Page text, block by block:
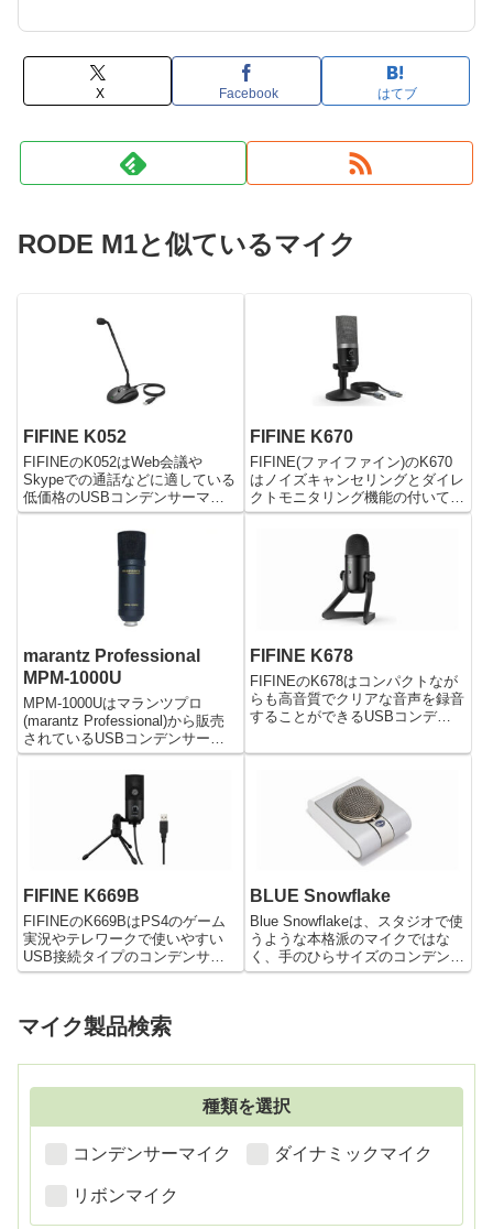
X Facebook はてブ
RODE M1と似ているマイク
FIFINE K052
FIFINEのK052はWeb会議や
Skypeでの通話などに適している
低価格のUSBコンデンサーマイ
クです。パソコンのUSB端子に
繋ぐだけで簡単に使えるので便利
です。またマイクのアームが3段
式になっているため、使い方に合
FIFINE K670
FIFINE(ファイファイン)のK670
はノイズキャンセリングとダイレ
クトモニタリング機能の付いて
USBコンデンサーマイクです。
USB端子に直接ケーブルで接続
するだけで簡単に使うことができ
ます。PCやPS4でゲーム実況や
動画配信などに適しているマイク
marantz Professional
MPM-1000U
MPM-1000Uはマランツプロ
(marantz Professional)から販売
されているUSBコンデンサーマ
イクです。優れたオーディオ録音
品質で高感度と広い周波数レスポ
ンスのマイクで、スタジオワーク
などに向いている単一指向性マイ
FIFINE K678
FIFINEのK678はコンパクトなが
らも高音質でクリアな音声を録音
することができるUSBコンデン
にあるUSB端子にケーブルを使
YouTube配信やゲーム実況などを
行うことができます。
FIFINE K669B
FIFINEのK669BはPS4のゲーム
実況やテレワークで使いやすい
USB接続タイプのコンデンサー
マイクです。USB端子に繋ぐだ
まみがついているので、音量を変
画面を付ける必要がないので便利
BLUE Snowflake
Blue Snowflakeは、スタジオで使
うような本格派のマイクではな
く、手のひらサイズのコンデンサ
ーマイクです。 テレビ会議や、
マイク製品検索
種類を選択
コンデンサーマイク ダイナミックマイク
リボンマイク